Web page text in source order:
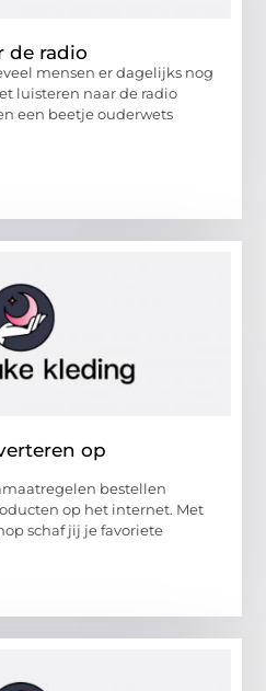
de radio
mensen er dagelijks nog
luisteren naar de radio
een beetje ouderwets
op
bestellen
op het internet. Met
schaf jij je favoriete